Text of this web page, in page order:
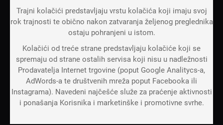
Trajni kolačići predstavljaju vrstu kolačića koji imaju svoj
rok trajnosti te obično nakon zatvaranja željenog preglednika
ostaju pohranjeni u istom.
Kolačići od treće strane predstavljaju kolačiće koji se
spremaju od strane ostalih servisa koji nisu u nadležnosti
Prodavatelja Internet trgovine (poput Google Analitycs-a,
AdWords-a te društvenih mreža poput Facebooka ili
Instagrama). Navedeni najčešće služe za praćenje aktivnosti
i ponašanja Korisnika i marketinške i promotivne svrhe.